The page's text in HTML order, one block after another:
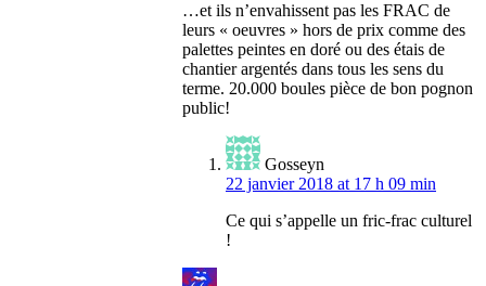
…et ils n’envahissent pas les FRAC de
leurs « oeuvres » hors de prix comme des
palettes peintes en doré ou des étais de
chantier argentés dans tous les sens du
terme. 20.000 boules pièce de bon pognon
public!
Gosseyn
22 janvier 2018 at 17 h 09 min
Ce qui s’appelle un fric-frac culturel
!